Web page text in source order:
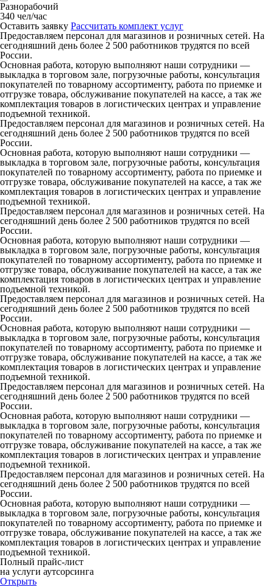
Разнорабочий
340 чел/час
Оставить заявку Рассчитать комплект услуг
Предоставляем персонал для магазинов и розничных сетей. На
сегодняшний день более 2 500 работников трудятся по всей
России.
Основная работа, которую выполняют наши сотрудники —
выкладка в торговом зале, погрузочные работы, консультация
покупателей по товарному ассортименту, работа по приемке и
отгрузке товара, обслуживание покупателей на кассе, а так же
комплектация товаров в логистических центрах и управление
подъемной техникой.
Предоставляем персонал для магазинов и розничных сетей. На
сегодняшний день более 2 500 работников трудятся по всей
России.
Основная работа, которую выполняют наши сотрудники —
выкладка в торговом зале, погрузочные работы, консультация
покупателей по товарному ассортименту, работа по приемке и
отгрузке товара, обслуживание покупателей на кассе, а так же
комплектация товаров в логистических центрах и управление
подъемной техникой.
Предоставляем персонал для магазинов и розничных сетей. На
сегодняшний день более 2 500 работников трудятся по всей
России.
Основная работа, которую выполняют наши сотрудники —
выкладка в торговом зале, погрузочные работы, консультация
покупателей по товарному ассортименту, работа по приемке и
отгрузке товара, обслуживание покупателей на кассе, а так же
комплектация товаров в логистических центрах и управление
подъемной техникой.
Предоставляем персонал для магазинов и розничных сетей. На
сегодняшний день более 2 500 работников трудятся по всей
России.
Основная работа, которую выполняют наши сотрудники —
выкладка в торговом зале, погрузочные работы, консультация
покупателей по товарному ассортименту, работа по приемке и
отгрузке товара, обслуживание покупателей на кассе, а так же
комплектация товаров в логистических центрах и управление
подъемной техникой.
Предоставляем персонал для магазинов и розничных сетей. На
сегодняшний день более 2 500 работников трудятся по всей
России.
Основная работа, которую выполняют наши сотрудники —
выкладка в торговом зале, погрузочные работы, консультация
покупателей по товарному ассортименту, работа по приемке и
отгрузке товара, обслуживание покупателей на кассе, а так же
комплектация товаров в логистических центрах и управление
подъемной техникой.
Предоставляем персонал для магазинов и розничных сетей. На
сегодняшний день более 2 500 работников трудятся по всей
России.
Основная работа, которую выполняют наши сотрудники —
выкладка в торговом зале, погрузочные работы, консультация
покупателей по товарному ассортименту, работа по приемке и
отгрузке товара, обслуживание покупателей на кассе, а так же
комплектация товаров в логистических центрах и управление
подъемной техникой.
Полный прайс-лист
на услуги аутсорсинга
Открыть